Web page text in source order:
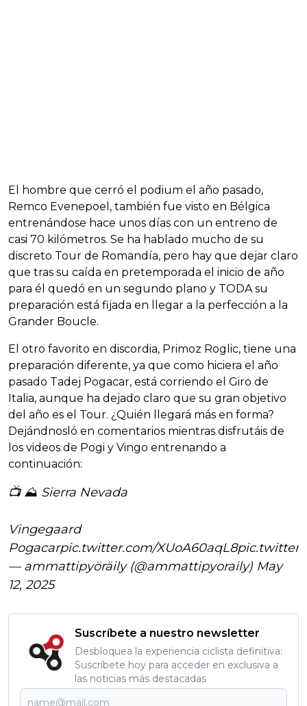
El hombre que cerró el podium el año pasado,
Remco Evenepoel, también fue visto en Bélgica
entrenándose hace unos días con un entreno de
casi 70 kilómetros. Se ha hablado mucho de su
discreto Tour de Romandía, pero hay que dejar claro
que tras su caída en pretemporada el inicio de año
para él quedó en un segundo plano y TODA su
preparación está fijada en llegar a la perfección a la
Grander Boucle.
El otro favorito en discordia, Primoz Roglic, tiene una
preparación diferente, ya que como hiciera el año
pasado Tadej Pogacar, está corriendo el Giro de
Italia, aunque ha dejado claro que su gran objetivo
del año es el Tour. ¿Quién llegará más en forma?
Dejándnosló en comentarios mientras disfrutáis de
los videos de Pogi y Vingo entrenando a
continuación:
📺 ⛰️ Sierra Nevada
Vingegaard
Pogacarpic.twitter.com/XUoA60aqL8
— ammattipyöräily (@ammattipyoraily) May
12, 2025
Suscríbete a nuestro newsletter
Desbloquea la experiencia ciclista definitiva:
Suscríbete hoy para acceder en exclusiva a
las noticias más destacadas